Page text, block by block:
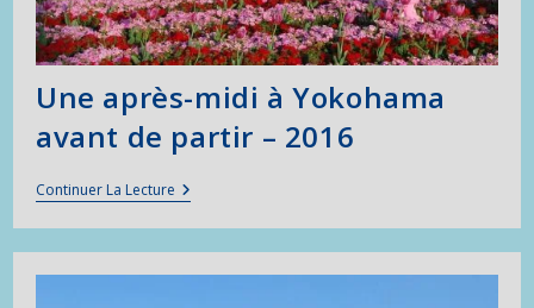
Une après-midi à Yokohama
avant de partir – 2016
Continuer La LectureUne
Après-
Midi
À